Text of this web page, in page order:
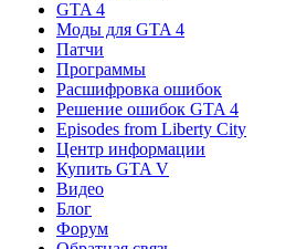
GTA 4
Моды для GTA 4
Патчи
Программы
Расшифровка ошибок
Решение ошибок GTA 4
Episodes from Liberty City
Центр информации
Купить GTA V
Видео
Блог
Форум